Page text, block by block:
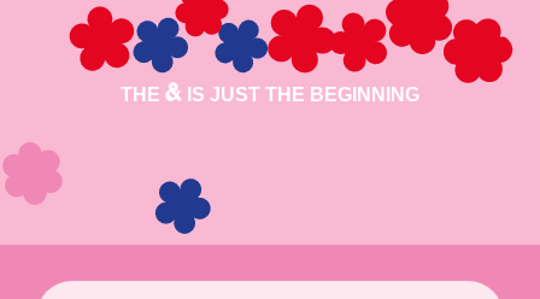
THE IS JUST THE BEGINNING